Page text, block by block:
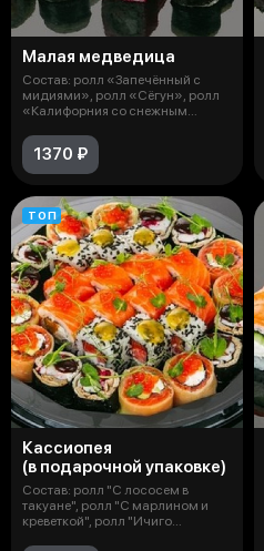
Малая медведица
Состав: ролл «Запечённый с
мидиями», ролл «Сёгун», ролл
«Калифорния со снежным
1370 ₽
ТОП
Кассиопея
(в подарочной упаковке)
Состав: ролл "С лососем в
такуане", ролл "С марлином и
креветкой", ролл "Ичиго